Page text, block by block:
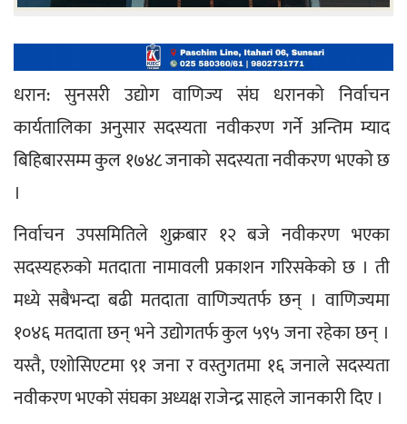
धरान: सुनसरी उद्योग वाणिज्य संघ धरानको निर्वाचन
कार्यतालिका अनुसार सदस्यता नवीकरण गर्ने अन्तिम म्याद
बिहिबारसम्म कुल १७४८ जनाको सदस्यता नवीकरण भएको छ
।
निर्वाचन उपसमितिले शुक्रबार १२ बजे नवीकरण भएका
सदस्यहरुको मतदाता नामावली प्रकाशन गरिसकेको छ । ती
मध्ये सबैभन्दा बढी मतदाता वाणिज्यतर्फ छन् । वाणिज्यमा
१०४६ मतदाता छन् भने उद्योगतर्फ कुल ५९५ जना रहेका छन् ।
यस्तै, एशोसिएटमा ९१ जना र वस्तुगतमा १६ जनाले सदस्यता
नवीकरण भएको संघका अध्यक्ष राजेन्द्र साहले जानकारी दिए ।